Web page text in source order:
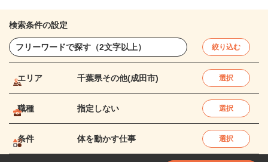
検索条件の設定
絞り込む
エリア 千葉県その他(成田市) 選択
職種 指定しない 選択
条件 体を動かす仕事 選択